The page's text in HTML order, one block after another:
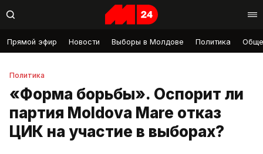
Прямой эфир Новости Выборы в Молдове Политика
Политика
«Форма борьбы». Оспорит ли
партия Moldova Mare отказ
ЦИК на участие в выборах?